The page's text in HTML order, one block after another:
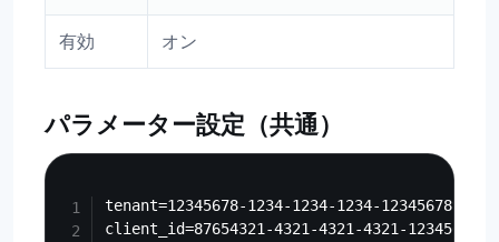
有効 オン
パラメーター設定（共通）
tenant=12345678-1234-1234-1234-123456789abc
client_id=87654321-4321-4321-4321-